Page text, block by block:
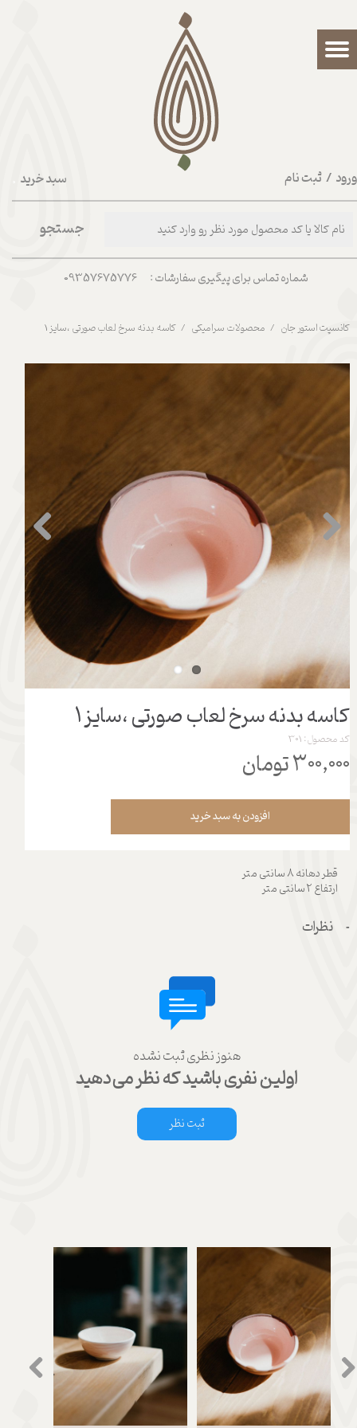
سبد خرید / ثبت نام
حساب کاربری من
تغییر گذر واژه
شماره تماس برای پیگیری سفارشات : 09357675776
جستجو
کانسپت استور جان محصولات سرامیکی کاسه بدنه سرخ لعاب صورتی ،سایز 1
کاسه بدنه سرخ لعاب صورتی ،سایز 1
کد محصول: 301
۳۰۰,۰۰۰ تومان
افزودن به سبد خرید
قطر دهانه 8 سانتی متر
ارتفاع 2 سانتی متر
نظرات
هنوز نظری ثبت نشده
اولین نفری باشید که نظر می‌دهید
ثبت نظر